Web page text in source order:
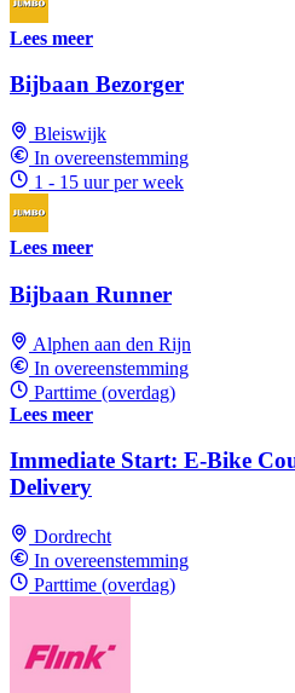
Lees meer
Bijbaan Bezorger
Bleiswijk
In overeenstemming
1 - 15 uur per week
Lees meer
Bijbaan Runner
Alphen aan den Rijn
In overeenstemming
Parttime (overdag)
Lees meer
Immediate Start: E-Bike
Delivery
Dordrecht
In overeenstemming
Parttime (overdag)